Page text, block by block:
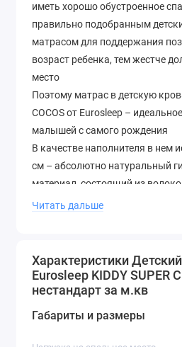
иметь хорошо обустроенное
правильно подобранным
матрасом для поддержания
возраст ребенка, тем жестче
место
Поэтому матрас в детскую
COCOS от Eurosleep –
малышей с самого рождения
В качестве наполнителя в нем
см – абсолютно натуральный
материал, состоящий из
достаточно жесткий и
устойчив к процессам гниения
Детский гипоаллергенный
COCOS – это симметричная
Максимальная нагрузка на
кровати: 70*140, 60*120 и
Читать дальше
Характеристики
Eurosleep KIDDY SUPER
нестандарт за м.кв
Габариты и размеры